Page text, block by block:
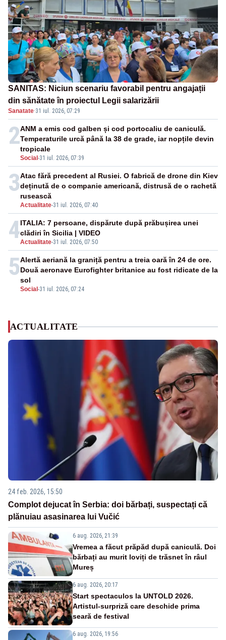
SANITAS: Niciun scenariu favorabil pentru angajații
din sănătate în proiectul Legii salarizării
Sanatate·31 iul. 2026, 07:29
2
Social -31 iul. 2026, 07:39
ANM a emis cod galben și cod portocaliu de caniculă.
Temperaturile urcă până la 38 de grade, iar nopțile devin
tropicale
3
Actualitate-31 iul. 2026, 07:40
Atac fără precedent al Rusiei. O fabrică de drone din Kiev
deținută de o companie americană, distrusă de o rachetă
rusească
4Actualitate-31 iul. 2026, 07:50
ITALIA: 7 persoane, dispărute după prăbușirea unei
clădiri în Sicilia | VIDEO
5
Social -31 iul. 2026, 07:24
Alertă aeriană la graniță pentru a treia oară în 24 de ore.
Două aeronave Eurofighter britanice au fost ridicate de la
sol
ACTUALITATE
24 feb. 2026, 15:50
Complot dejucat în Serbia: doi bărbați, suspectați că
plănuiau asasinarea lui Vučić
6 aug. 2026, 21:39
Vremea a făcut prăpăd după caniculă. Doi
bărbați au murit loviți de trăsnet în râul
Mureș
6 aug. 2026, 20:17
Start spectaculos la UNTOLD 2026.
Artistul-surpriză care deschide prima
seară de festival
6 aug. 2026, 19:56